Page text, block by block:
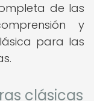
de las
y
para las
clásicas